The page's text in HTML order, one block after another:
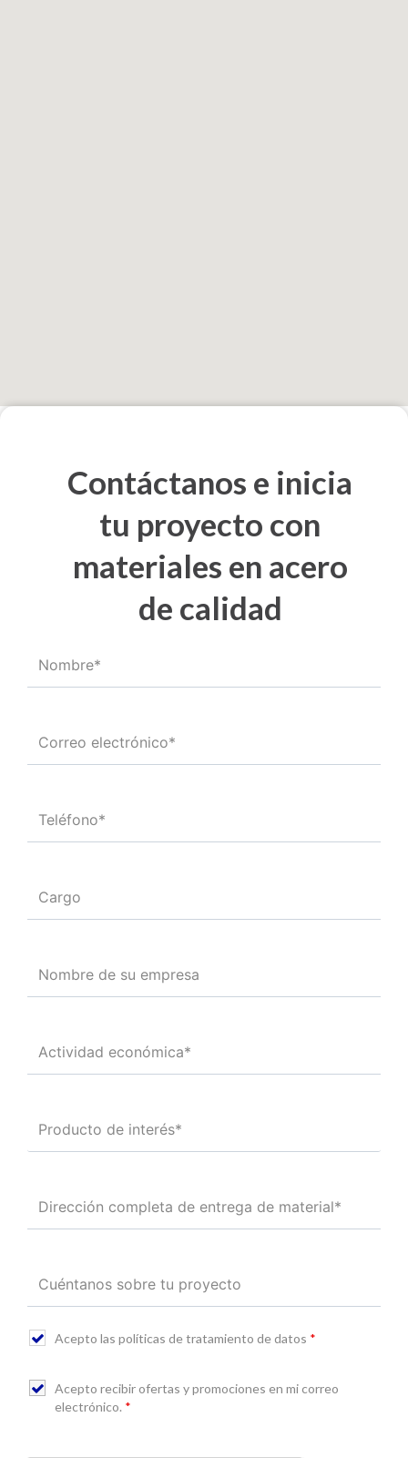
Contáctanos e inicia
tu proyecto con
materiales en acero
de calidad
Acepto las políticas de tratamiento de datos *
Acepto recibir ofertas y promociones en mi correo
electrónico. *